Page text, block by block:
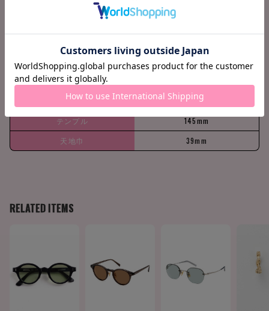
SIZE CHART
(cm)
FREE
レンズ横巾
鼻巾
25mm
テンプル
145mm
天地巾
39mm